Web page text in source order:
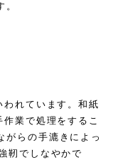
れています。和紙
業で処理をするこ
がらの手漉きによっ
靭でしなやかで